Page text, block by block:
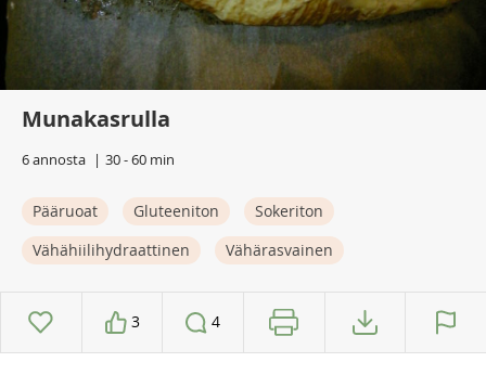
Munakasrulla
6 annosta 30 - 60 min
Pääruoat Gluteeniton
Sokeriton
Vähähiilihydraattinen
Vähärasvainen
3 4